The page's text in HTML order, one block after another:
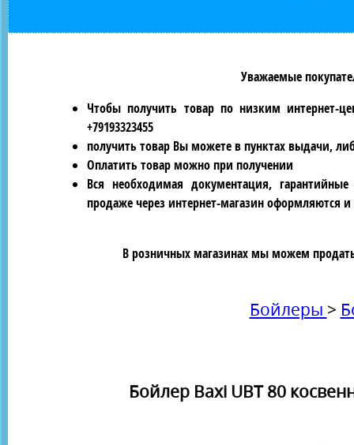
Уважаемые
Чтобы получить товар по низким интернет-
+79193323455
получить товар Вы можете в пунктах выдачи,
Оплатить товар можно при получении
Вся необходимая документация,
продаже через интернет-магазин оформляются
В розничных магазинах мы можем
Бойлеры >
Бойлер Baxi UBT 80